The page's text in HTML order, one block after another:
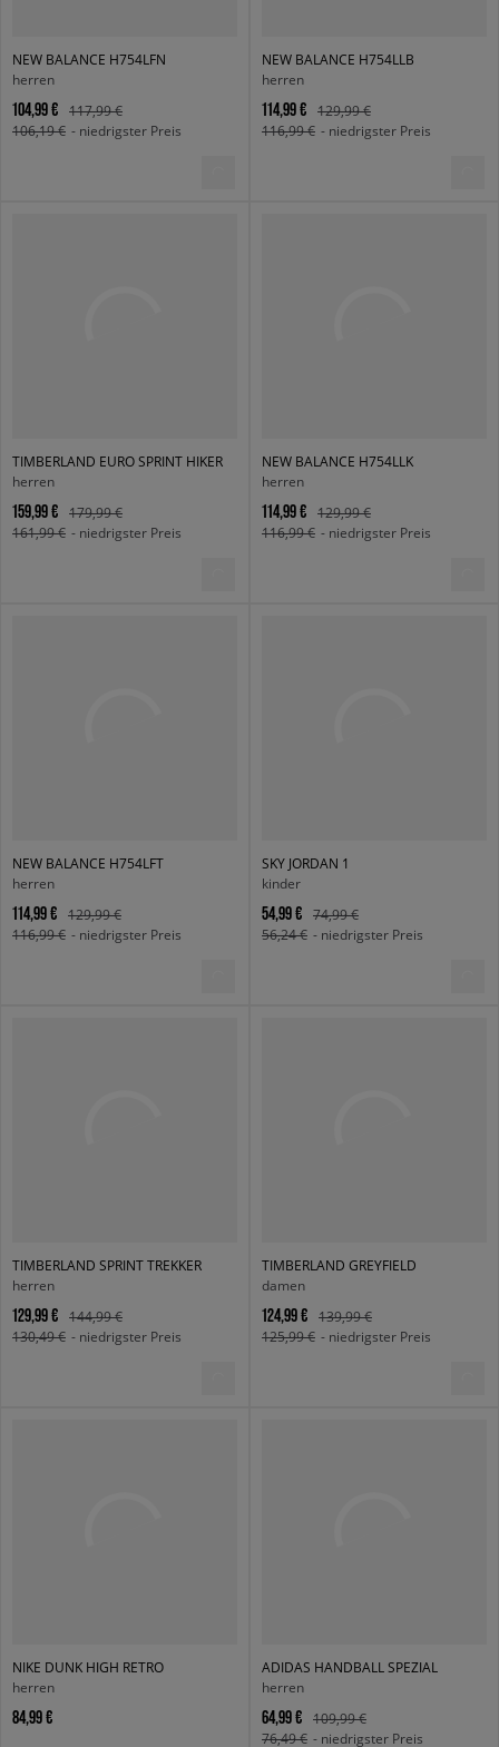
NEW BALANCE H754LFN
herren
104,99 €
117,99 €
106,19 € - niedrigster Preis
NEW BALANCE H754LLB
herren
114,99 €
129,99 €
116,99 € - niedrigster Preis
TIMBERLAND EURO SPRINT HIKER
herren
159,99 €
179,99 €
161,99 € - niedrigster Preis
NEW BALANCE H754LLK
herren
114,99 €
129,99 €
116,99 € - niedrigster Preis
NEW BALANCE H754LFT
herren
114,99 €
129,99 €
116,99 € - niedrigster Preis
SKY JORDAN 1
kinder
54,99 €
74,99 €
56,24 € - niedrigster Preis
TIMBERLAND SPRINT TREKKER
herren
129,99 €
144,99 €
130,49 € - niedrigster Preis
TIMBERLAND GREYFIELD
damen
124,99 €
139,99 €
125,99 € - niedrigster Preis
NIKE DUNK HIGH RETRO
herren
84,99 €
ADIDAS HANDBALL SPEZIAL
herren
64,99 €
109,99 €
76,49 € - niedrigster Preis